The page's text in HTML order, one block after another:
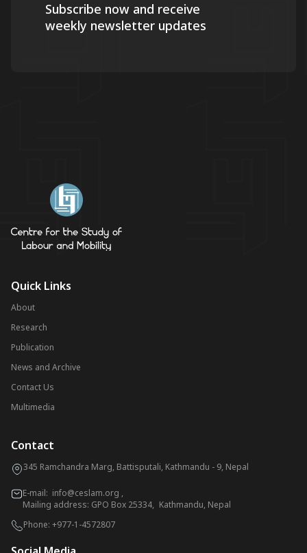
Subscribe now and receive
weekly newsletter updates
Quick Links
About
Research
Publication
News and Archive
Contact Us
Multimedia
Contact
345 Ramchandra Marg, Battisputali, Kathmandu - 9, Nepal
E-mail: info@ceslam.org ,
Mailing address: GPO Box 25334, Kathmandu, Nepal
Phone: +977-1-4572807